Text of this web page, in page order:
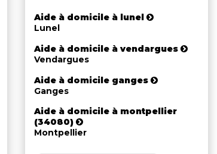
Aide à domicile à lunel
Lunel
Aide à domicile à vendargues
Vendargues
Aide à domicile ganges
Ganges
Aide à domicile à montpellier
(34080)
Montpellier